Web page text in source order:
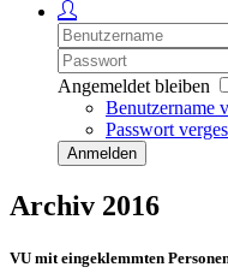
Angemeldet bleiben
Benutzername
Passwort
Anmelden
Archiv 2016
VU mit eingeklemmten